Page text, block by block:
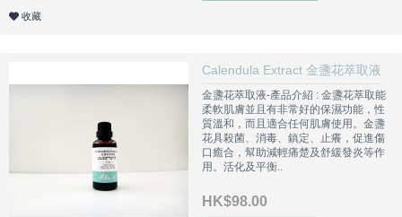
收藏
Calendula Extract 金盞花萃取液
金盞花萃取液-產品介紹 : 金盞花萃取能
柔軟肌膚並且有非常好的保濕功能，性
質溫和，而且適合任何肌膚使用。金盞
花具殺菌、消毒、鎮定、止癢，促進傷
口癒合，幫助減輕痛楚及舒緩發炎等作
用。活化及平衡..
HK$98.00